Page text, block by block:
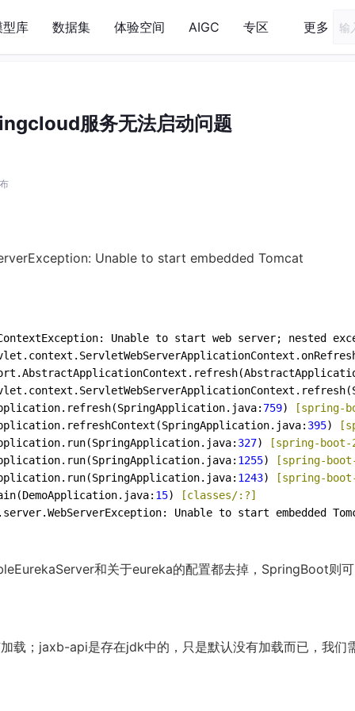
型库 数据集 体验空间 AIGC 专区 更多
服务无法启动问题
Unable to start embedded Tomcat
Unable to start web server; nested
759)
[spring-
395)
327)
[spring-boot-
1255)
[spring-boot-
1243)
[spring-boot-
15)
[classes/:?]
和关于eureka的配置都去掉，SpringBoot则
载；jaxb-api是存在jdk中的，只是默认没有加载而已，我们